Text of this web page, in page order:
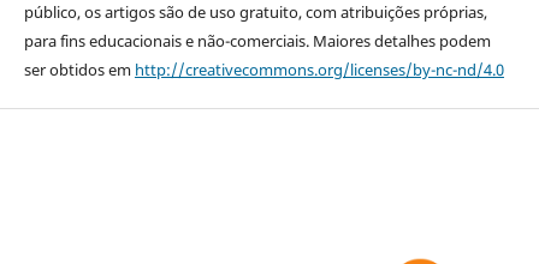
público, os artigos são de uso gratuito, com atribuições próprias,
para fins educacionais e não-comerciais. Maiores detalhes podem
ser obtidos em http://creativecommons.org/licenses/by-nc-nd/4.0